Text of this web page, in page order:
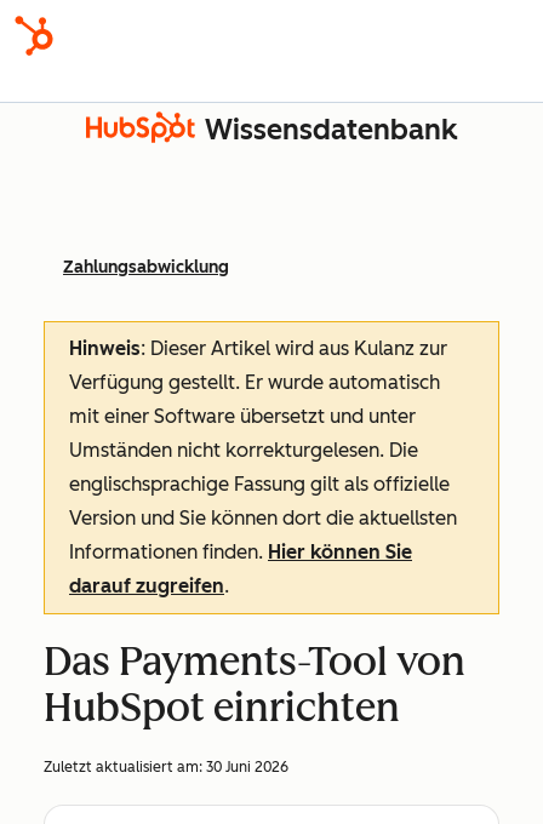
Wissensdatenbank
Zahlungsabwicklung
Hinweis: Dieser Artikel wird aus Kulanz zur
Verfügung gestellt. Er wurde automatisch
mit einer Software übersetzt und unter
Umständen nicht korrekturgelesen. Die
englischsprachige Fassung gilt als offizielle
Version und Sie können dort die aktuellsten
Informationen finden. Hier können Sie
darauf zugreifen.
Das Payments-Tool von
HubSpot einrichten
Zuletzt aktualisiert am: 30 Juni 2026